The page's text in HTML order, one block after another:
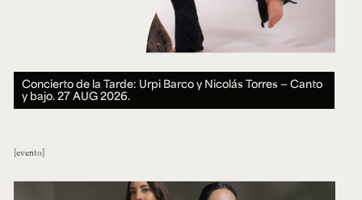
Concierto de la Tarde: Urpi Barco y Nicolás Torres — Canto
y bajo.27 AUG 2026.
evento